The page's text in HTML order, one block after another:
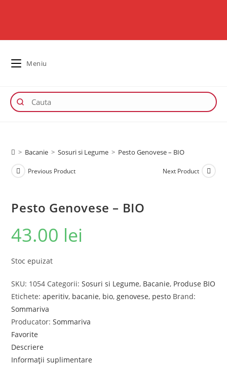
Meniu
> Bacanie > Sosuri si Legume > Pesto Genovese – BIO
Previous Product Next Product
Pesto Genovese – BIO
43.00 lei
Stoc epuizat
SKU: 1054 Categorii:Sosuri si Legume, Bacanie, Produse BIO
Etichete:aperitiv, bacanie, bio, genovese, pesto Brand:
Sommariva
Producator:Sommariva
Favorite
Descriere
Informații suplimentare